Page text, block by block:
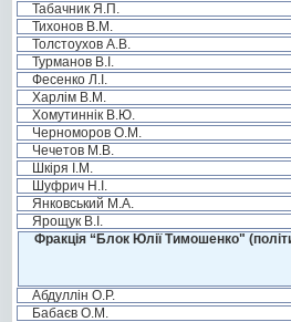
Табачник Я.П.
Тихонов В.М.
Толстоухов А.В.
Турманов В.І.
Фесенко Л.І.
Харлім В.М.
Хомутиннік В.Ю.
Черноморов О.М.
Чечетов М.В.
Шкіря І.М.
Шуфрич Н.І.
Янковський М.А.
Ярощук В.І.
Фракція “Блок Юлії Тимошенко"
Абдуллін О.Р.
Бабаєв О.М.